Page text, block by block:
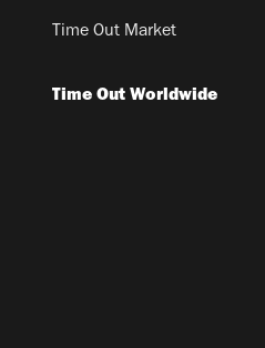
Time Out Market
Time Out Worldwide